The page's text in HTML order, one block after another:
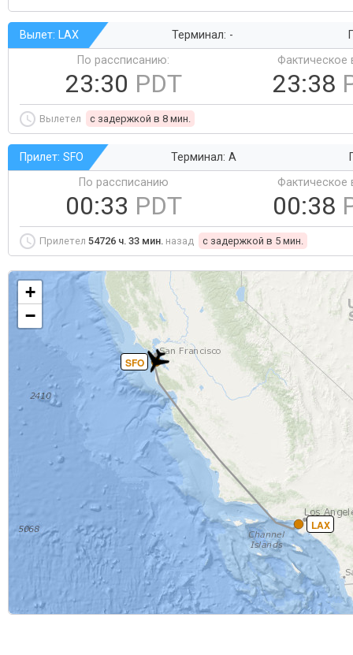
Вылет: LAX Терминал: -
По рассписанию:
23:30 PDT
Фактическое
23:38
Вылетел c задержкой в 8 мин.
Прилет: SFO Терминал: A
По рассписанию
00:33 PDT
Фактическое
00:38
Прилетел 54726 ч. 33 мин. назад c задержкой в 5 мин.
LAX
SFO
+
−